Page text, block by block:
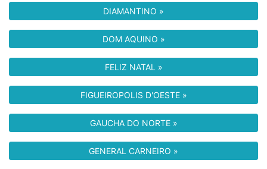
DIAMANTINO »
DOM AQUINO »
FELIZ NATAL »
FIGUEIROPOLIS D'OESTE »
GAUCHA DO NORTE »
GENERAL CARNEIRO »